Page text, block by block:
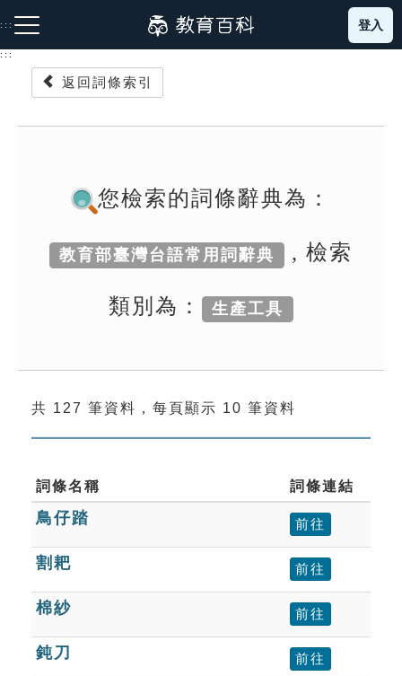
到
主
:::
成語故事
索引選單
單字索引
生命大百科索引
遊戲專區
教學應用
貓頭鷹博士
登入
:::
返回詞條索引
您檢索的詞條辭典為：
教育部臺灣台語常用詞辭典 , 檢索
類別為： 生產工具
共 127 筆資料，每頁顯示 10 筆資料
詞條名稱 詞條連結
鳥仔踏 前往
割耙 前往
棉紗 前往
鈍刀 前往